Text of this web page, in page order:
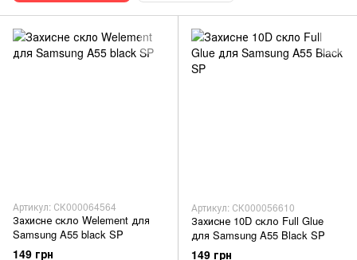
Артикул: СК000064564
Захисне скло Welement для
Samsung A55 black SP
149 грн
Артикул: СК000056610
Захисне 10D скло Full Glue
для Samsung A55 Black SP
149 грн